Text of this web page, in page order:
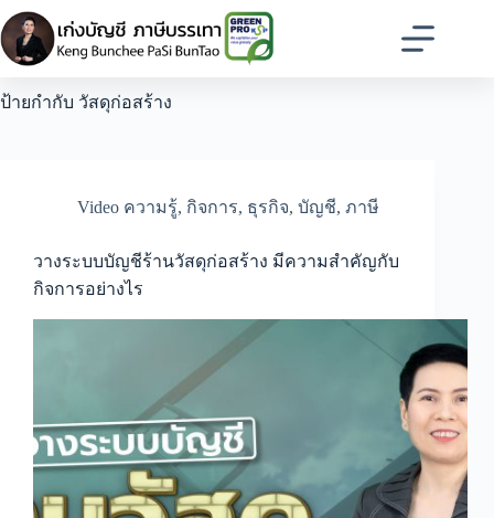
Skip
to
content
ป้ายกำกับ วัสดุก่อสร้าง
Video ความรู้, กิจการ, ธุรกิจ, บัญชี, ภาษี
วางระบบบัญชีร้านวัสดุก่อสร้าง มีความสำคัญกับ
กิจการอย่างไร